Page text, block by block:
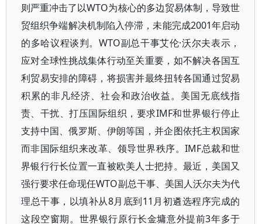
则严重冲击了以WTO为核心的多边贸易体制，导致世
贸组织争端解决机制陷入停滞，未能完成2001年启动
的多哈议程谈判。WTO副总干事艾伦·沃尔夫表示，
应对全球性挑战集体行动至关重要，如不解决各国互
利贸易安排的障碍，将损害并最终扭转各国通过贸易
积累的非凡经济、社会和政治收益。美国无底线指
责、干扰、打压国际组织，要求IMF和世界银行停止
支持中国、俄罗斯、伊朗等国，并企图依托主权国家
而非国际组织来改革、领导世界秩序。IMF总裁和世
界银行行长位置一直被欧美人士把持。最近，美国又
强行要求任命现任WTO副总干事、美国人沃尔夫为代
理总干事，以填补从8月底到11月初遴选程序完成的
这段空窗期。世界银行原行长金墉意外提前3年多于